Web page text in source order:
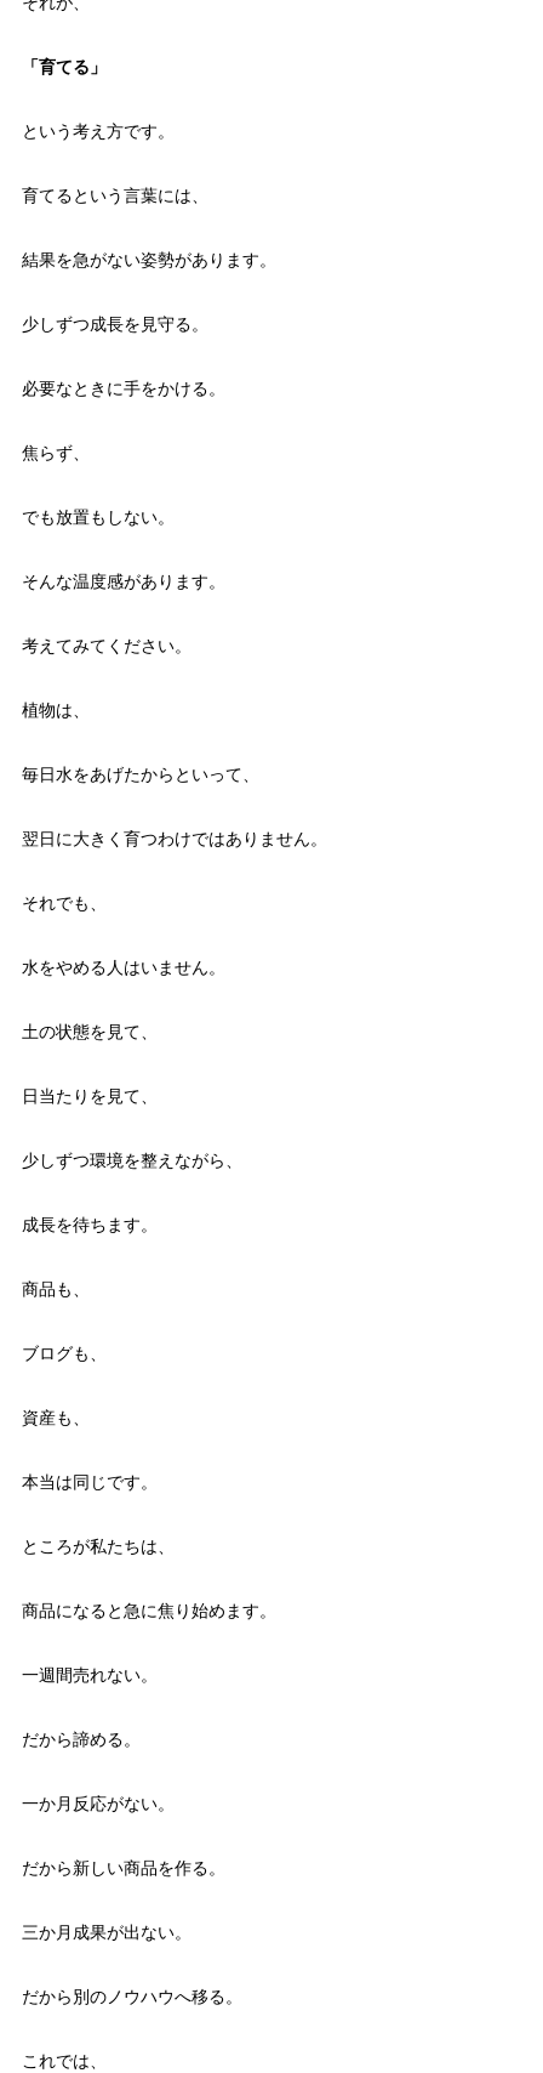
「育てる」
という考え方です。
育てるという言葉には、
結果を急がない姿勢があります。
少しずつ成長を見守る。
必要なときに手をかける。
焦らず、
でも放置もしない。
そんな温度感があります。
考えてみてください。
植物は、
毎日水をあげたからといって、
翌日に大きく育つわけではありません。
それでも、
水をやめる人はいません。
土の状態を見て、
日当たりを見て、
少しずつ環境を整えながら、
成長を待ちます。
商品も、
ブログも、
資産も、
本当は同じです。
ところが私たちは、
商品になると急に焦り始めます。
一週間売れない。
だから諦める。
一か月反応がない。
だから新しい商品を作る。
三か月成果が出ない。
だから別のノウハウへ移る。
これでは、